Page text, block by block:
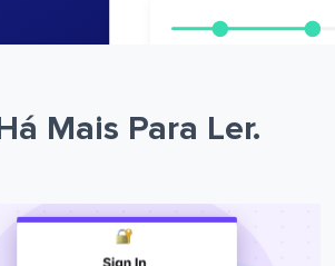
Há Mais Para Ler.